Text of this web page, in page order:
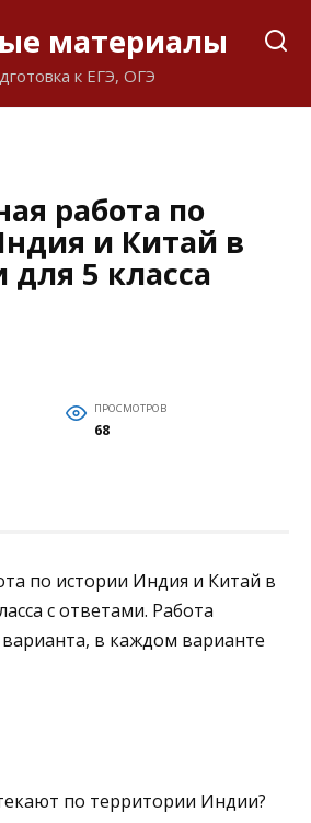
материалы
к ЕГЭ, ОГЭ
работа по
и Китай в
для 5 класса
ПРОСМОТРОВ
68
по истории Индия и Китай в
с ответами. Работа
в каждом варианте
по территории Индии?